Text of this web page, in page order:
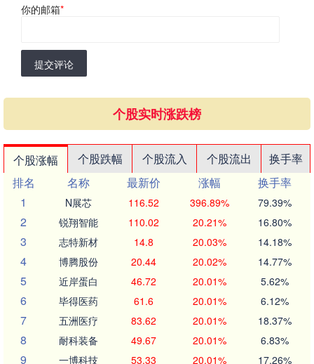
你的邮箱*
提交评论
个股实时涨跌榜
个股涨幅 个股跌幅 个股流入 个股流出
换手率
排名
名称 最新价 涨幅
换手率
1
N展芯 116.52 396.89% 79.39%
2 锐翔智能 110.02 20.21% 16.80%
3 志特新材 14.8 20.03% 14.18%
4 博腾股份 20.44 20.02% 14.77%
5 近岸蛋白 46.72 20.01% 5.62%
6 毕得医药 61.6 20.01% 6.12%
7 五洲医疗 83.62 20.01% 18.37%
8 耐科装备 49.67 20.01% 6.83%
9 一博科技 53.33 20.01% 17.26%